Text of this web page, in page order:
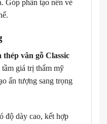
Góp phần tạo nên vẻ
thép vân gỗ Classic
giá trị thẩm mỹ
ấn tượng sang trọng
độ dày cao, kết hợp